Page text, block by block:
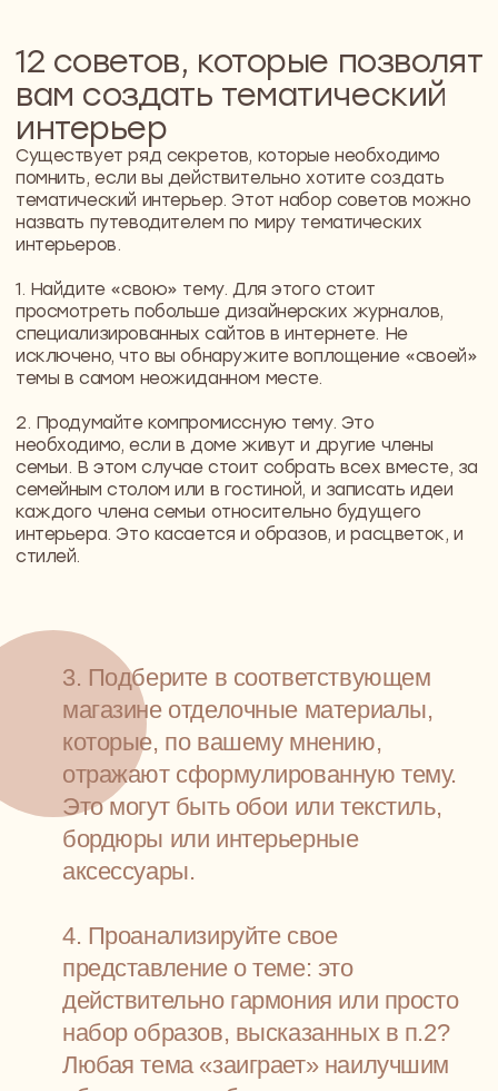
потребностям темы (это касается и
текстур, и цветовых решений, и даже
форм), и при этом сумеют «ужиться»
друг с другом.
6. Определите, что именно станет
логическим центром интерьера. Стоит
помнить, что именно логический
центр, даже если это небольшой
кофейный столик, должен
максимально рассказать о теме
вашего интерьера - ваших
предпочтениях, интересах.
7. Используйте свою фантазию для оформления
к примеру, кровати или гостиной.
8. Выберите новое постельное белье, которое будет
соответствовать новому стилю интерьера. Это
неправда, что цвет и фактура постельного белья не
имеют значение для общей темы интерьера. Как раз
наоборот - это те мелочи, которые и создают
тематические интерьеры.
9. Если вы имеете награды, коллекционируете что бы